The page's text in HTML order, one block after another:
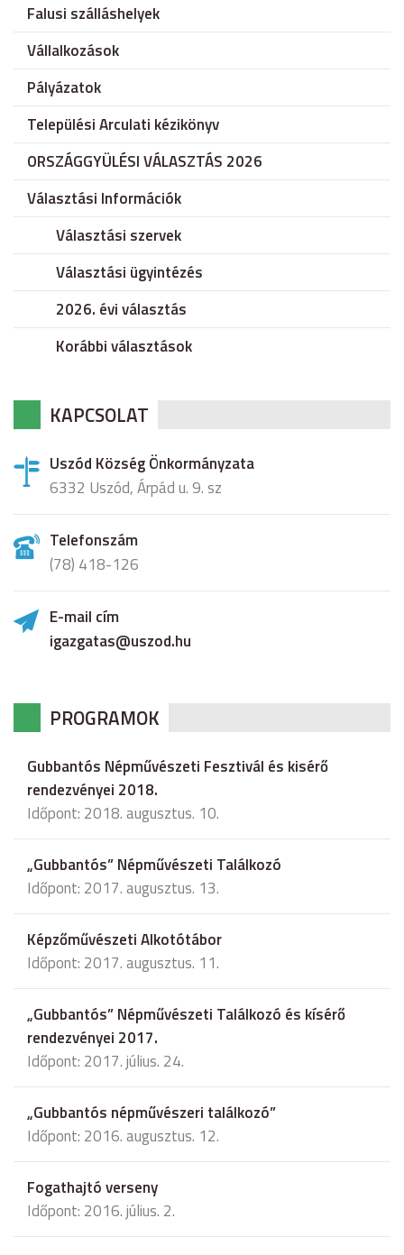
Falusi szálláshelyek
Vállalkozások
Pályázatok
Települési Arculati kézikönyv
ORSZÁGGYÜLÉSI VÁLASZTÁS 2026
Választási Információk
Választási szervek
Választási ügyintézés
2026. évi választás
Korábbi választások
KAPCSOLAT
Uszód Község Önkormányzata
6332 Uszód, Árpád u. 9. sz
Telefonszám
(78) 418-126
E-mail cím
igazgatas@uszod.hu
PROGRAMOK
Gubbantós Népművészeti Fesztivál és kisérő
rendezvényei 2018.
Időpont: 2018. augusztus. 10.
„Gubbantós” Népművészeti Találkozó
Időpont: 2017. augusztus. 13.
Képzőművészeti Alkotótábor
Időpont: 2017. augusztus. 11.
„Gubbantós” Népművészeti Találkozó és kísérő
rendezvényei 2017.
Időpont: 2017. július. 24.
„Gubbantós népművészeri találkozó”
Időpont: 2016. augusztus. 12.
Fogathajtó verseny
Időpont: 2016. július. 2.